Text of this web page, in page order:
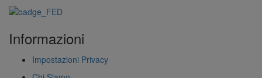
Informazioni
Impostazioni Privacy